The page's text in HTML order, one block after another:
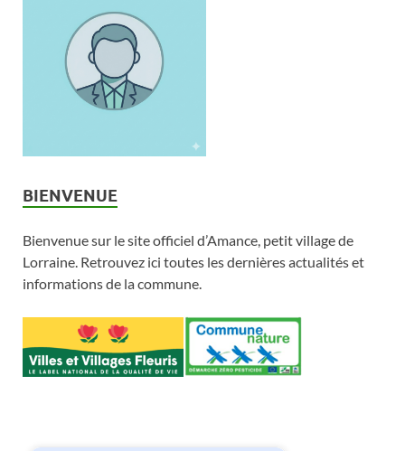
BIENVENUE
Bienvenue sur le site officiel d’Amance, petit village de
Lorraine. Retrouvez ici toutes les dernières actualités et
informations de la commune.